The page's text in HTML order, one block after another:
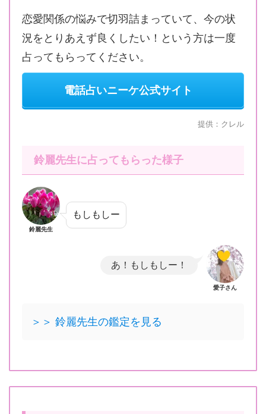
恋愛関係の悩みで切羽詰まっていて、今の状
況をとりあえず良くしたい！という方は一度
占ってもらってください。
電話占いニーケ公式サイト
提供：クレル
鈴麗先生に占ってもらった様子
鈴麗先生
もしもしー
あ！もしもしー！
愛子さん
＞＞ 鈴麗先生の鑑定を見る